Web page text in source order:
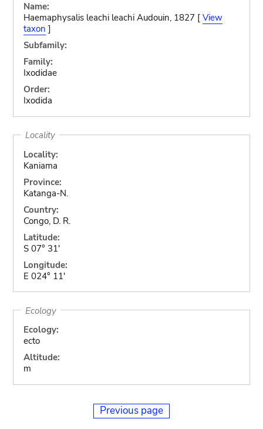
Name:
Haemaphysalis leachi leachi Audouin, 1827 [ View
taxon ]
Subfamily:
Family:
Ixodidae
Order:
Ixodida
Locality
Locality:
Kaniama
Province:
Katanga-N.
Country:
Congo, D. R.
Latitude:
S 07° 31'
Longitude:
E 024° 11'
Ecology
Ecology:
ecto
Altitude:
m
Previous page